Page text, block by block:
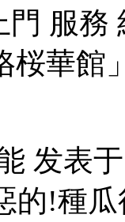
服務
桜華館
发表
的!種